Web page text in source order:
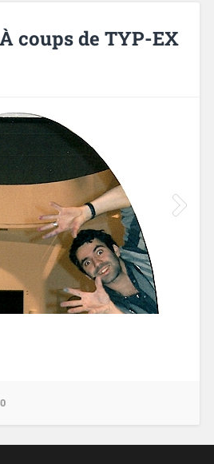
coups de TYP-EX
0